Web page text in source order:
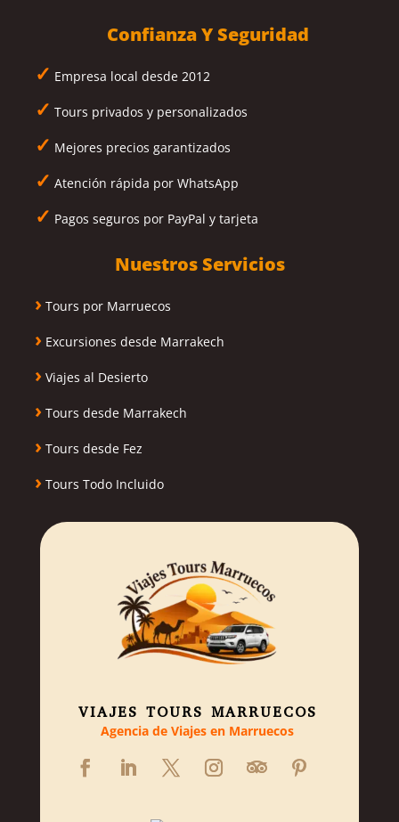
Confianza Y Seguridad
✓ Empresa local desde 2012
✓ Tours privados y personalizados
✓ Mejores precios garantizados
✓ Atención rápida por WhatsApp
✓ Pagos seguros por PayPal y tarjeta
Nuestros Servicios
› Tours por Marruecos
› Excursiones desde Marrakech
› Viajes al Desierto
› Tours desde Marrakech
› Tours desde Fez
› Tours Todo Incluido
VIAJES TOURS MARRUECOS
Agencia de Viajes en Marruecos